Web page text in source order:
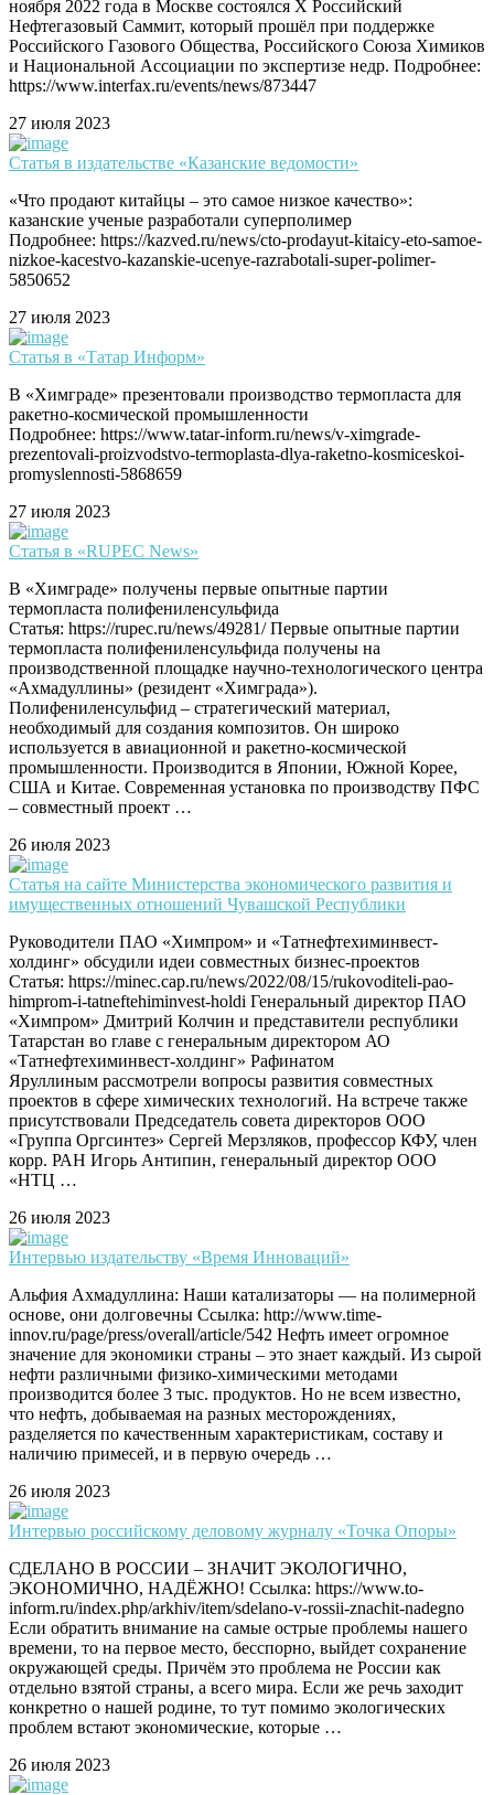
ноября 2022 года в Москве состоялся X Российский
Нефтегазовый Саммит, который прошёл при поддержке
Российского Газового Общества, Российского Союза Химиков
и Национальной Ассоциации по экспертизе недр. Подробнее:
https://www.interfax.ru/events/news/873447
27 июля 2023
Статья в издательстве «Казанские ведомости»
«Что продают китайцы – это самое низкое качество»:
казанские ученые разработали суперполимер
Подробнее: https://kazved.ru/news/cto-prodayut-kitaicy-eto-samoe-
nizkoe-kacestvo-kazanskie-ucenye-razrabotali-super-polimer-
5850652
27 июля 2023
Статья в «Татар Информ»
В «Химграде» презентовали производство термопласта для
ракетно-космической промышленности
Подробнее: https://www.tatar-inform.ru/news/v-ximgrade-
prezentovali-proizvodstvo-termoplasta-dlya-raketno-kosmiceskoi-
promyslennosti-5868659
27 июля 2023
Статья в «RUPEC News»
В «Химграде» получены первые опытные партии
термопласта полифениленсульфида
Статья: https://rupec.ru/news/49281/ Первые опытные партии
термопласта полифениленсульфида получены на
производственной площадке научно-технологического центра
«Ахмадуллины» (резидент «Химграда»).
Полифениленсульфид – стратегический материал,
необходимый для создания композитов. Он широко
используется в авиационной и ракетно-космической
промышленности. Производится в Японии, Южной Корее,
США и Китае. Современная установка по производству ПФС
– совместный проект …
26 июля 2023
Статья на сайте Министерства экономического развития и
имущественных отношений Чувашской Республики
Руководители ПАО «Химпром» и «Татнефтехиминвест-
холдинг» обсудили идеи совместных бизнес-проектов
Статья: https://minec.cap.ru/news/2022/08/15/rukovoditeli-pao-
himprom-i-tatneftehiminvest-holdi Генеральный директор ПАО
«Химпром» Дмитрий Колчин и представители республики
Татарстан во главе с генеральным директором АО
«Татнефтехиминвест-холдинг» Рафинатом
Яруллиным рассмотрели вопросы развития совместных
проектов в сфере химических технологий. На встрече также
присутствовали Председатель совета директоров ООО
«Группа Оргсинтез» Сергей Мерзляков, профессор КФУ, член
корр. РАН Игорь Антипин, генеральный директор ООО
«НТЦ …
26 июля 2023
Интервью издательству «Время Инноваций»
Альфия Ахмадуллина: Наши катализаторы — на полимерной
основе, они долговечны Ссылка: http://www.time-
innov.ru/page/press/overall/article/542 Нефть имеет огромное
значение для экономики страны – это знает каждый. Из сырой
нефти различными физико-химическими методами
производится более 3 тыс. продуктов. Но не всем известно,
что нефть, добываемая на разных месторождениях,
разделяется по качественным характеристикам, составу и
наличию примесей, и в первую очередь …
26 июля 2023
Интервью российскому деловому журналу «Точка Опоры»
СДЕЛАНО В РОССИИ – ЗНАЧИТ ЭКОЛОГИЧНО,
ЭКОНОМИЧНО, НАДЁЖНО! Ссылка: https://www.to-
inform.ru/index.php/arkhiv/item/sdelano-v-rossii-znachit-nadegno
Если обратить внимание на самые острые проблемы нашего
времени, то на первое место, бесспорно, выйдет сохранение
окружающей среды. Причём это проблема не России как
отдельно взятой страны, а всего мира. Если же речь заходит
конкретно о нашей родине, то тут помимо экологических
проблем встают экономические, которые …
26 июля 2023